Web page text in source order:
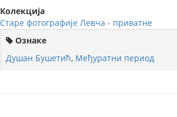
Колекција
Старе фотографије Левча - приватне
Ознаке
Душан Бушетић, Међуратни период